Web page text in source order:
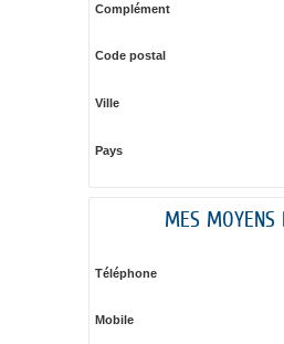
Complément
Code postal
Ville
Pays
MES MOYENS
Téléphone
Mobile